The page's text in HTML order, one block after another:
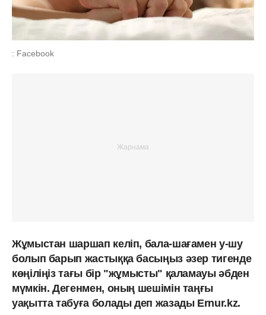
: Facebook
Жұмыстан шаршап келіп, бала-шағамен у-шу
болып барып жастыққа басыңыз әзер тигенде
көңіліңіз тағы бір "жұмысты" қаламауы әбден
мүмкін. Дегенмен, оның шешімін таңғы
уақытта табуға болады деп жазады Ernur.kz.